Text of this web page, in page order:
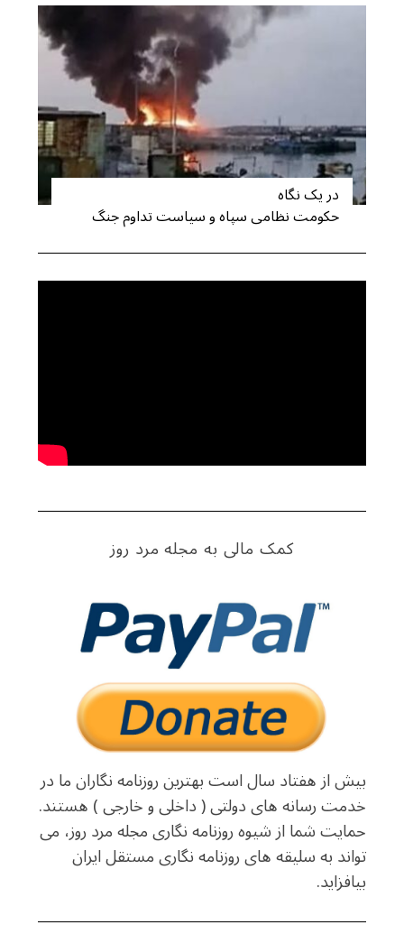
در یک نگاه
حکومت نظامی سپاه و سیاست تداوم جنگ
کمک مالی به مجله مرد روز
بیش از هفتاد سال است بهترین روزنامه نگاران ما در
خدمت رسانه های دولتی ( داخلی و خارجی ) هستند.
حمایت شما از شیوه روزنامه نگاری مجله مرد روز، می
تواند به سلیقه های روزنامه نگاری مستقل ایران
بیافزاید.